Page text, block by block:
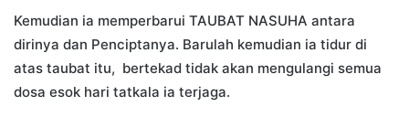
Kemudian ia memperbarui TAUBAT NASUHA antara
dirinya dan Penciptanya. Barulah kemudian ia tidur di
atas taubat itu, bertekad tidak akan mengulangi semua
dosa esok hari tatkala ia terjaga.